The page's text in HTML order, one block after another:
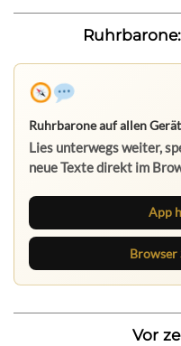
Ruhrbarone auf allen
Lies unterwegs weiter,
neue Texte direkt im
App
Browser
Vor